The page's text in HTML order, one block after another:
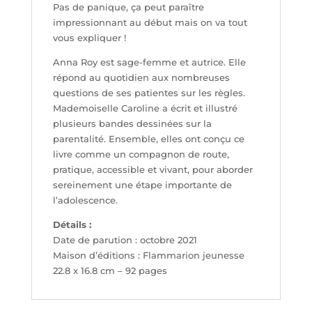
Pas de panique, ça peut paraître
impressionnant au début mais on va tout
vous expliquer !
Anna Roy est sage-femme et autrice. Elle
répond au quotidien aux nombreuses
questions de ses patientes sur les règles.
Mademoiselle Caroline a écrit et illustré
plusieurs bandes dessinées sur la
parentalité. Ensemble, elles ont conçu ce
livre comme un compagnon de route,
pratique, accessible et vivant, pour aborder
sereinement une étape importante de
l’adolescence.
Détails :
Date de parution : octobre 2021
Maison d’éditions : Flammarion jeunesse
22.8 x 16.8 cm – 92 pages